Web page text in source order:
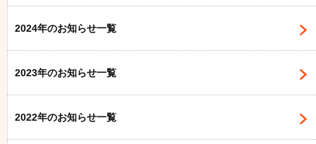
2024年のお知らせ一覧
2023年のお知らせ一覧
2022年のお知らせ一覧